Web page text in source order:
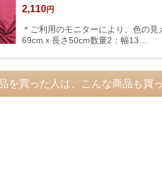
2,110円
＊ご利用のモニターにより、色の
69cmｘ長さ50cm数量2：幅13…
を買った人は、こんな商品も買